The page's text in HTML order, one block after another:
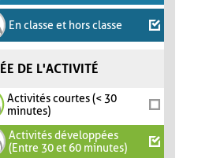
En classe et hors classe
DE L'ACTIVITÉ
Activités courtes (< 30
minutes)
Activités développées
(Entre 30 et 60 minutes)